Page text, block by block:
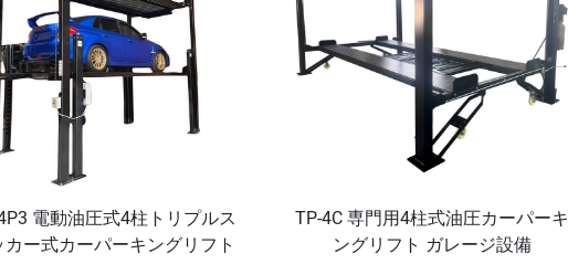
電動油圧式4柱トリプルス
カー式カーパーキングリフト
TP-4C 専門用4柱式油圧カーパーキ
ングリフト ガレージ設備